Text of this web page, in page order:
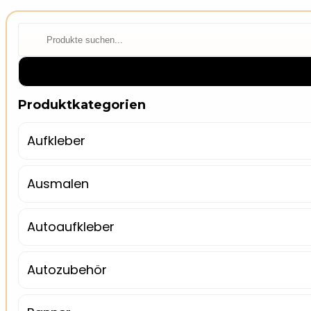
Produktkategorien
Aufkleber
Ausmalen
Autoaufkleber
Autozubehör